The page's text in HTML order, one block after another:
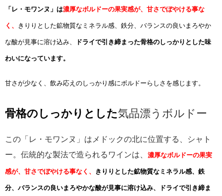
「レ・モワンヌ」は濃厚なボルドーの果実感が、甘さでぼやける事な
く、 きりりとした鉱物質なミネラル感、鉄分、バランスの良いまろやか
な酸が見事に溶け込み、 ドライで引き締まった骨格のしっかりとした味
わいになっています。
甘さが少なく、飲み応えのしっかり感にボルドーらしさを感じます。
骨格のしっかりとした気品漂うボルドー
この「レ・モワンヌ」はメドックの北に位置する、シャト
ー。伝統的な製法で造られるワインは、
濃厚なボルドーの果実
感が、甘さでぼやける事なく、 きりりとした鉱物質なミネラル感、鉄
分、バランスの良いまろやかな酸が見事に溶け込み、ドライで引き締ま